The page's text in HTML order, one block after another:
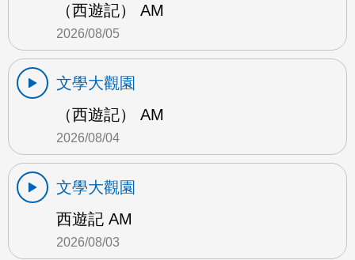
（西遊記） AM
2026/08/05
文學大觀園
（西遊記） AM
2026/08/04
文學大觀園
西遊記 AM
2026/08/03